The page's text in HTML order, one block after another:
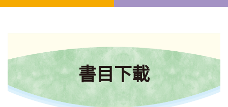
書目下載